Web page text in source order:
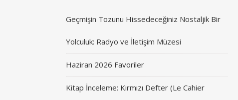
Geçmişin Tozunu Hissedeceğiniz Nostaljik Bir
Yolculuk: Radyo ve İletişim Müzesi
Haziran 2026 Favoriler
Kitap İnceleme: Kırmızı Defter (Le Cahier